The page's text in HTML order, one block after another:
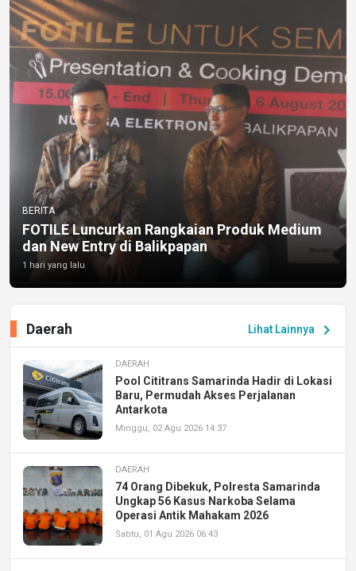
BERITA
FOTILE Luncurkan Rangkaian Produk Medium
dan New Entry di Balikpapan
1 hari yang lalu
Lihat Lainnya chevron_right
Daerah
DAERAH
Pool Cititrans Samarinda Hadir di Lokasi
Baru, Permudah Akses Perjalanan
Antarkota
Minggu, 02 Agu 2026 14:37
DAERAH
74 Orang Dibekuk, Polresta Samarinda
Ungkap 56 Kasus Narkoba Selama
Operasi Antik Mahakam 2026
Sabtu, 01 Agu 2026 06:43